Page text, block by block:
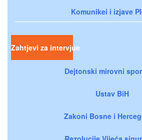
Komunikei i izjave
Zahtjevi za intervjue
Dejtonski mirovni
Ustav BiH
Zakoni Bosne i